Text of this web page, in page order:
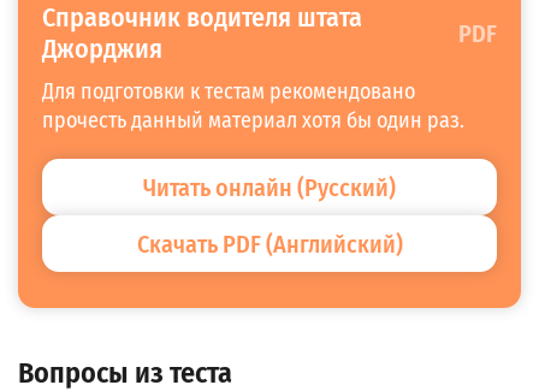
Справочник водителя штата
Джорджия
PDF
Для подготовки к тестам рекомендовано
прочесть данный материал хотя бы один раз.
Читать онлайн (Русский)
Скачать PDF (Английский)
Вопросы из теста